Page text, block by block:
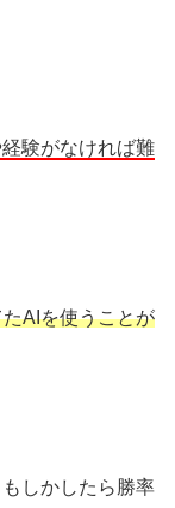
験がなければ難
AIを使うことが
しかしたら勝率